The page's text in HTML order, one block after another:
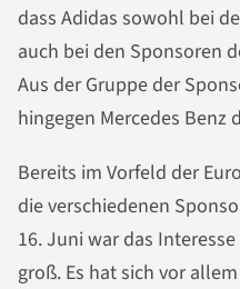
dass Adidas sowohl bei
auch bei den Sponsoren
Aus der Gruppe der
hingegen Mercedes Benz
Bereits im Vorfeld der
die verschiedenen
16. Juni war das
groß. Es hat sich vor